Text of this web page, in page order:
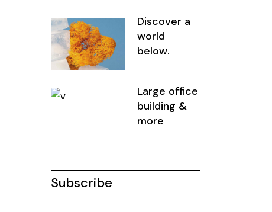
Discover a
world
below.
Large office
building &
more
Subscribe